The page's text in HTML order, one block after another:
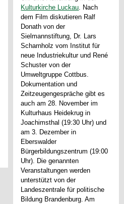
Kulturkirche Luckau . Nach
dem Film diskutieren Ralf
Donath von der
Sielmannstiftung, Dr. Lars
Scharnholz vom Institut für
neue Industriekultur und René
Schuster von der
Umweltgruppe Cottbus.
Dokumentation und
Zeitzeugengespräche gibt es
auch am 28. November im
Kulturhaus Heidekrug in
Joachimsthal (19:30 Uhr) und
am 3. Dezember in
Eberswalder
Bürgerbildungszentrum (19:00
Uhr). Die genannten
Veranstaltungen werden
unterstützt von der
Landeszentrale für politische
Bildung Brandenburg. Am